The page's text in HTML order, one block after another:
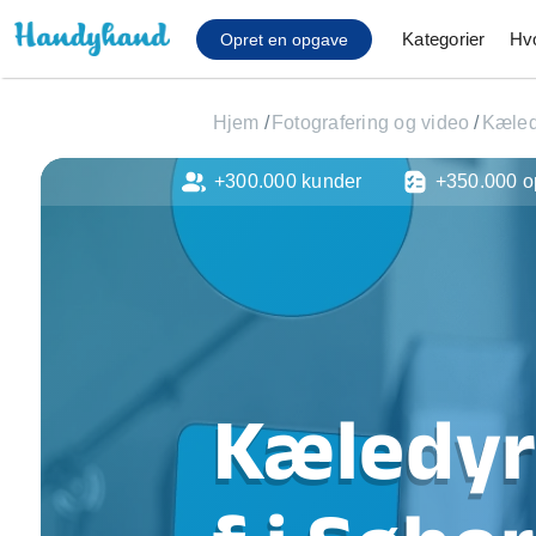
Opret en opgave Kategorier
Affaldsfjernelse
Afhentning af
Anlæg af terrasse
Hjælp til mobil, pc, tv
Installation af
Møbelsamling og
Ophængning af
Hjem / Fotografering og video /
+300.000 kunder +350.000